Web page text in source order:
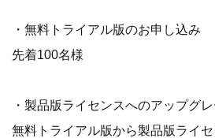
・無料トライアル版のお申し込み
先着100名様
・製品版ライセンスへのアップグ
無料トライアル版から製品版ライ